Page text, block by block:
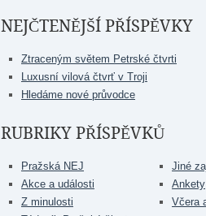
NEJČTENĚJŠÍ PŘÍSPĚVKY
Ztraceným světem Petrské čtvrti
Luxusní vilová čtvrť v Troji
Hledáme nové průvodce
RUBRIKY PŘÍSPĚVKŮ
Pražská NEJ
Akce a události
Z minulosti
Jiné
Ankety
Včera